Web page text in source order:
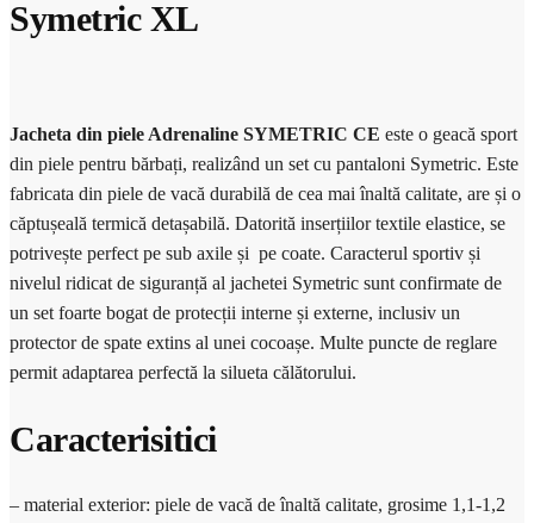
Symetric XL
Jacheta din piele Adrenaline SYMETRIC CE este o geacă sport
din piele pentru bărbați, realizând un set cu pantaloni Symetric. Este
fabricata din piele de vacă durabilă de cea mai înaltă calitate, are și o
căptușeală termică detașabilă. Datorită inserțiilor textile elastice, se
potrivește perfect pe sub axile și pe coate. Caracterul sportiv și
nivelul ridicat de siguranță al jachetei Symetric sunt confirmate de
un set foarte bogat de protecții interne și externe, inclusiv un
protector de spate extins al unei cocoașe. Multe puncte de reglare
permit adaptarea perfectă la silueta călătorului.
Caracterisitici
– material exterior: piele de vacă de înaltă calitate, grosime 1,1-1,2